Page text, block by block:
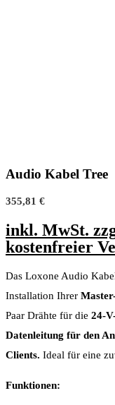
Audio Kabel Tree
355,81 €
inkl. MwSt.
kostenfreier
Das Loxone Audio
Installation Ihrer
Paar Drähte für die 24-
Datenleitung für den
Clients. Ideal für eine
Funktionen: